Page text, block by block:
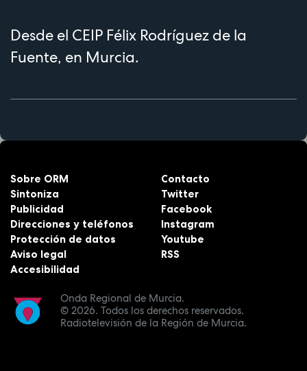
Desde el CEIP Félix Rodríguez de la
Fuente, en Murcia.
Onda Regional de Murcia.
© 2026. Todos los derechos reservados.
Radiotelevisión de la Región de Murcia.
Sobre ORM
Sintoniza
Publicidad
Direcciones y teléfonos
Protección de datos
Aviso legal
Accesibilidad
Contacto
Twitter
Facebook
Instagram
Youtube
RSS